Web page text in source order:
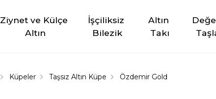
Ziynet ve Külçe
Altın
İşçiliksiz
Bilezik
Altın
Takı
Küpeler Taşsız Altın Küpe Özdemir Gold